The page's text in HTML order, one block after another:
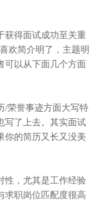
得面试成功至关重
欢简介明了，主题明
可以从下面几个方面
誉事迹方面大写特
写了上去。其实面试
你的简历又长又没美
，尤其是工作经验
求职岗位匹配度很高